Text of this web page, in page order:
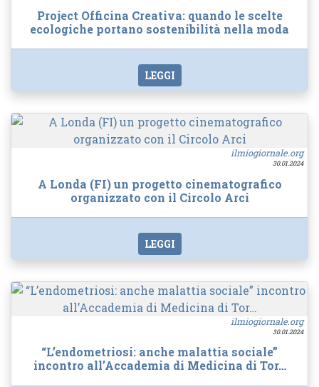
Project Officina Creativa: quando le scelte
ecologiche portano sostenibilità nella moda
LEGGI
ilmiogiornale.org
30.01.2024
A Londa (FI) un progetto cinematografico
organizzato con il Circolo Arci
LEGGI
ilmiogiornale.org
30.01.2024
“L’endometriosi: anche malattia sociale”
incontro all’Accademia di Medicina di Tor…